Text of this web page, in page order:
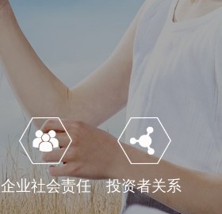
企业社会责任 投资者关系